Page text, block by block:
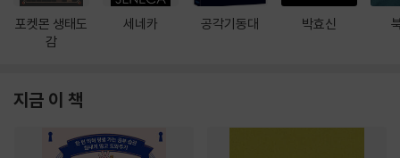
포켓몬 생태도
감
세네카 공각기동대 박효신
지금 이 책